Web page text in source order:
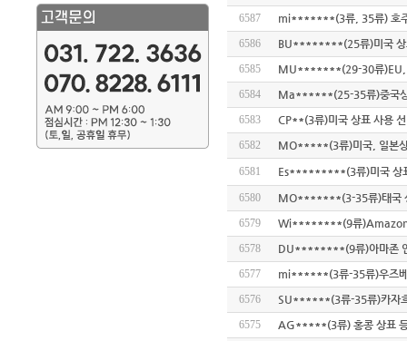
6587
mi*******(3류, 35류) 호주
6586
BU********(25류)미국 상
6585
MU*******(29-30류)EU,
6584
Ma******(25-35류)중국상
6583
CP**(3류)미국 상표 사용
6582
MO*****(3류)미국, 일본
6581 Es*********(3류)미국 상
6580
MO*******(3-35류)태국
6579
Wi********(9류
6578
DU********(9류)아마존
6577
mi******(3류-35류)우즈베
6576
SU******(3류-35류)카자흐
6575
AG*****(3류) 홍콩 상표